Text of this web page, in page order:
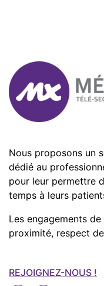
Nous proposons un
dédié au
pour leur permettre
temps à leurs
Les engagements
proximité, respect
REJOIGNEZ-NOUS !